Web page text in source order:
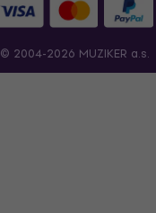
© 2004-2026 MUZIKER a.s.